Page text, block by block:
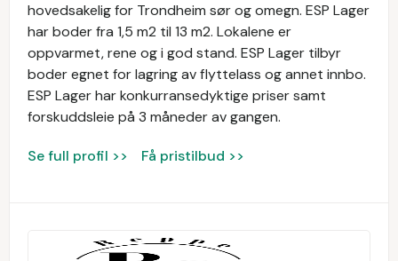
hovedsakelig for Trondheim sør og omegn. ESP Lager
har boder fra 1,5 m2 til 13 m2. Lokalene er
oppvarmet, rene og i god stand. ESP Lager tilbyr
boder egnet for lagring av flyttelass og annet innbo.
ESP Lager har konkurransedyktige priser samt
forskuddsleie på 3 måneder av gangen.
Se full profil >> Få pristilbud >>